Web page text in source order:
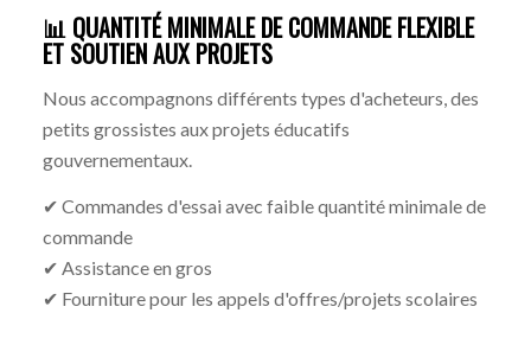
📊 QUANTITÉ MINIMALE DE COMMANDE FLEXIBLE
ET SOUTIEN AUX PROJETS
Nous accompagnons différents types d'acheteurs, des
petits grossistes aux projets éducatifs
gouvernementaux.
✔ Commandes d'essai avec faible quantité minimale de
commande
✔ Assistance en gros
✔ Fourniture pour les appels d'offres/projets scolaires